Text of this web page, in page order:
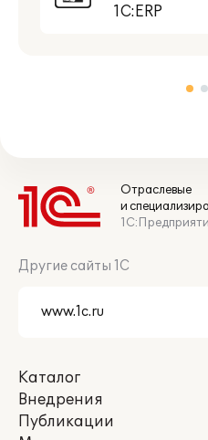
планирование
контроль
подрядчиками и
1С:ERP
Отраслевые
и
Другие сайты 1С
Каталог
Внедрения
Публикации